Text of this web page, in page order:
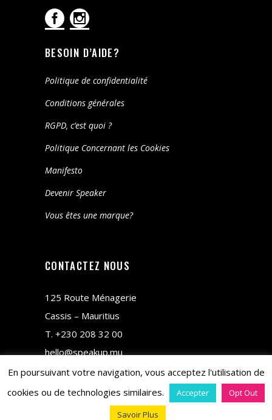
BESOIN D’AIDE?
Politique de confidentialité
Conditions générales
RGPD, c’est quoi ?
Politique Concernant les Cookies
Manifesto
Devenir Speaker
Vous êtes une marque?
CONTACTEZ NOUS
125 Route Ménagerie
Cassis – Mauritius
T. +230 208 32 00
hello@speakup.mu
En poursuivant votre navigation, vous acceptez l'utilisation de
cookies ou de technologies similaires.
Accepter
Opt Out
Savoir Plus